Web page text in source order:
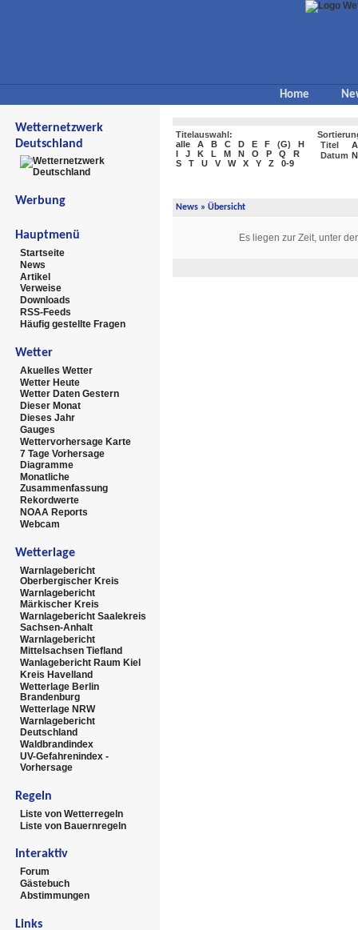
Home
Wetternetzwerk
Deutschland
Werbung
Hauptmenü
Startseite
News
Artikel
Verweise
Downloads
RSS-Feeds
Häufig gestellte Fragen
Wetter
Akuelles Wetter
Wetter Heute
Wetter Daten Gestern
Dieser Monat
Dieses Jahr
Gauges
Wettervorhersage Karte
7 Tage Vorhersage
Diagramme
Monatliche
Zusammenfassung
Rekordwerte
NOAA Reports
Webcam
Wetterlage
Warnlagebericht
Oberbergischer Kreis
Warnlagebericht
Märkischer Kreis
Warnlagebericht Saalekreis
Sachsen-Anhalt
Warnlagebericht
Mittelsachsen Tiefland
Wanlagebericht Raum Kiel
Kreis Havelland
Wetterlage Berlin
Brandenburg
Wetterlage NRW
Warnlagebericht
Deutschland
Waldbrandindex
UV-Gefahrenindex -
Vorhersage
Regeln
Liste von Wetterregeln
Liste von Bauernregeln
Interaktiv
Forum
Gästebuch
Abstimmungen
Links
Titelauswahl:
alle
A B C D E F (G)
H
I
J K L M N O P Q
R
S
T U V W X Y Z 0-9
Titel
Datum
News » Übersicht
Es liegen zur Zeit, unter